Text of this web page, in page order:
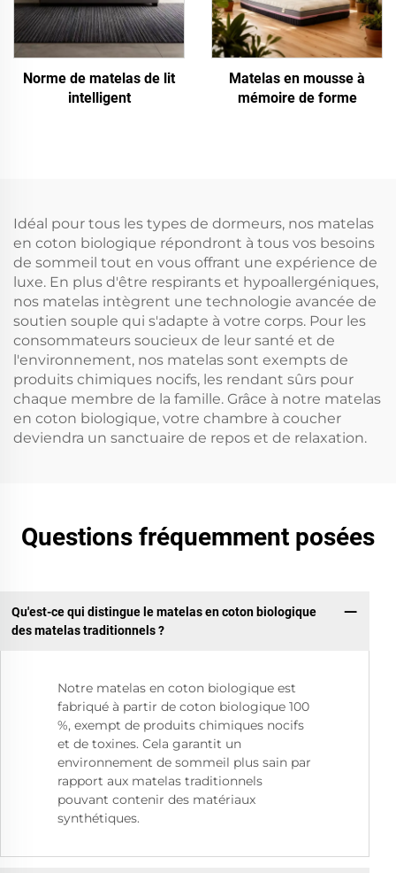
Norme de matelas de lit
intelligent
Matelas en mousse à
mémoire de forme
Idéal pour tous les types de dormeurs, nos matelas
en coton biologique répondront à tous vos besoins
de sommeil tout en vous offrant une expérience de
luxe. En plus d'être respirants et hypoallergéniques,
nos matelas intègrent une technologie avancée de
soutien souple qui s'adapte à votre corps. Pour les
consommateurs soucieux de leur santé et de
l'environnement, nos matelas sont exempts de
produits chimiques nocifs, les rendant sûrs pour
chaque membre de la famille. Grâce à notre matelas
en coton biologique, votre chambre à coucher
deviendra un sanctuaire de repos et de relaxation.
Questions fréquemment posées
Qu'est-ce qui distingue le matelas en coton biologique
des matelas traditionnels ?
Notre matelas en coton biologique est
fabriqué à partir de coton biologique 100
%, exempt de produits chimiques nocifs
et de toxines. Cela garantit un
environnement de sommeil plus sain par
rapport aux matelas traditionnels
pouvant contenir des matériaux
synthétiques.